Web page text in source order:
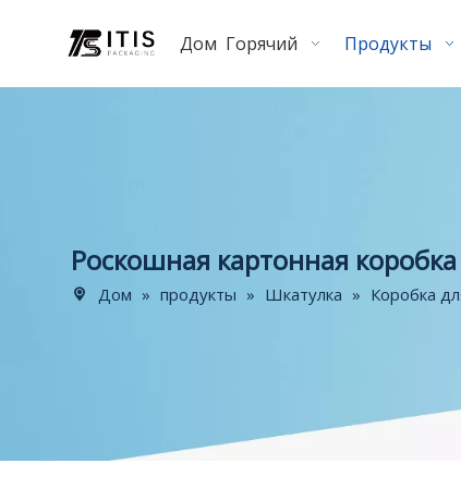
Дом Горячий Продукты
Роскошная картонная
Дом » продукты » Шкатулка » Коробка